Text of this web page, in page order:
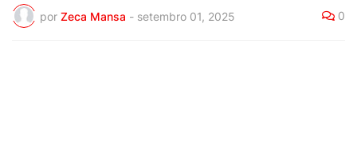
por Zeca Mansa - setembro 01, 2025 0